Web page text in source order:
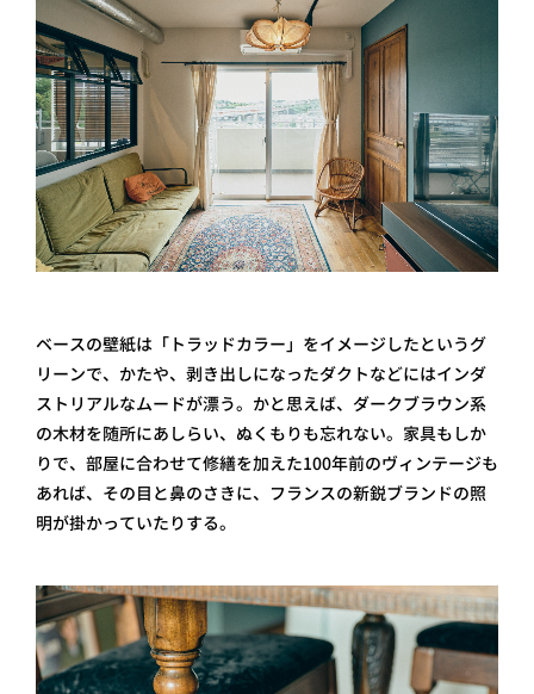
ベースの壁紙は「トラッドカラー」をイメージしたというグ
リーンで、かたや、剥き出しになったダクトなどにはインダ
ストリアルなムードが漂う。かと思えば、ダークブラウン系
の木材を随所にあしらい、ぬくもりも忘れない。家具もしか
りで、部屋に合わせて修繕を加えた100年前のヴィンテージも
あれば、その目と鼻のさきに、フランスの新鋭ブランドの照
明が掛かっていたりする。